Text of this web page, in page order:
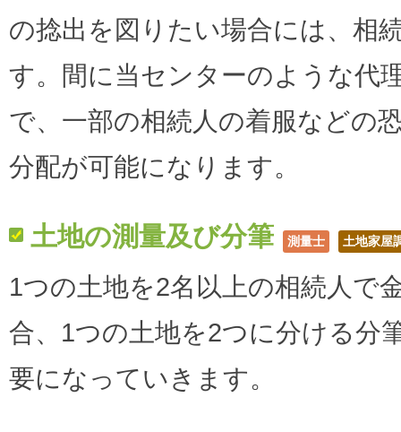
の捻出を図りたい場合には、相
す。間に当センターのような代
で、一部の相続人の着服などの
分配が可能になります。
土地の測量及び分筆 測量士 土地家屋
1つの土地を2名以上の相続人で
合、1つの土地を2つに分ける分
要になっていきます。